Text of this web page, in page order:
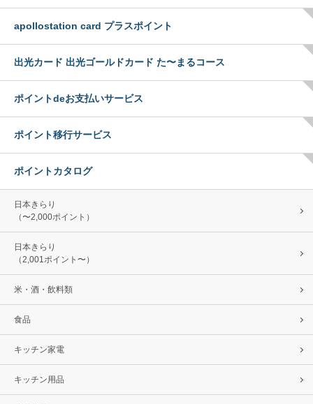
apollostation card プラスポイント
出光カード 出光ゴールドカード た〜まるコース
ポイントdeお支払いサービス
ポイント移行サービス
ポイントカタログ
日本きらり
（〜2,000ポイント）
日本きらり
（2,001ポイント〜）
米・酒・飲料類
食品
キッチン家電
キッチン用品